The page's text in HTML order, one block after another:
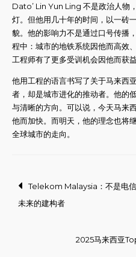
Dato’ Lin Yun Ling 不是政治人物
灯。但他用几十年的时间，以一砖
貌。他的影响力不是通过口号传播
程中：城市的地铁系统因他而高效
工程师有了更多受训机会因他而获益
他用工程的语言书写了关于马来西
者，却是城市进化的推动者。他的
与清晰的方向。可以说，今天马来
他而加快。而明天，他的理念也将
全球城市的走向。
Post
navigation
Telekom Malaysia：不是电
未来的建构者
2025马来西亚